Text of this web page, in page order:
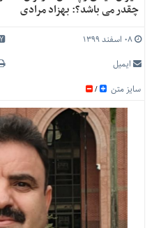
منوی
اجتماعی
ورزشی
فرهنگی
چقدر می باشد؟: بهزاد مرادی
۰۸ اسفند ۱۳۹۹
ایمیل
سایز متن
/